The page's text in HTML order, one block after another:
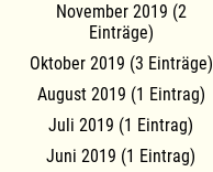
November 2019 (2
Einträge)
Oktober 2019 (3 Einträge)
August 2019 (1 Eintrag)
Juli 2019 (1 Eintrag)
Juni 2019 (1 Eintrag)